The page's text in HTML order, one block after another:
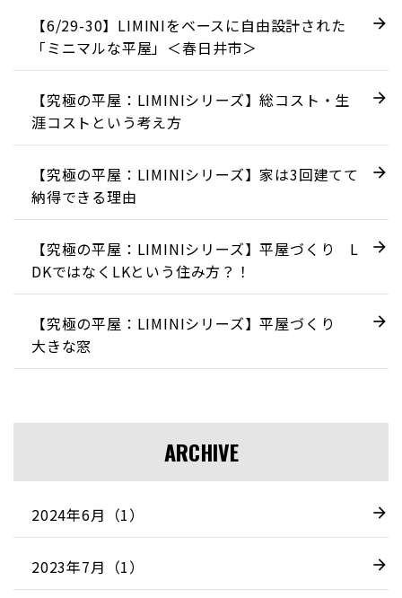
【6/29-30】LIMINIをベースに自由設計された
「ミニマルな平屋」＜春日井市＞
【究極の平屋：LIMINIシリーズ】総コスト・生
涯コストという考え方
【究極の平屋：LIMINIシリーズ】家は3回建てて
納得できる理由
【究極の平屋：LIMINIシリーズ】平屋づくり L
DKではなくLKという住み方？！
【究極の平屋：LIMINIシリーズ】平屋づくり
大きな窓
ARCHIVE
2024年6月（1）
2023年7月（1）